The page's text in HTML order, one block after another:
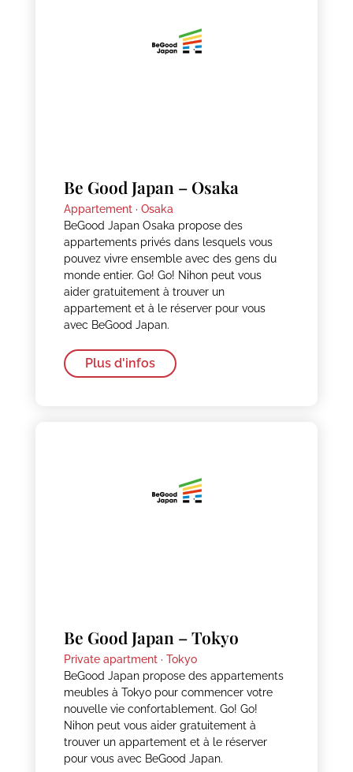
Be Good Japan – Osaka
Appartement · Osaka
BeGood Japan Osaka propose des
appartements privés dans lesquels vous
pouvez vivre ensemble avec des gens du
monde entier. Go! Go! Nihon peut vous
aider gratuitement à trouver un
appartement et à le réserver pour vous
avec BeGood Japan.
Plus d'infos
Be Good Japan – Tokyo
Private apartment · Tokyo
BeGood Japan propose des appartements
meubles à Tokyo pour commencer votre
nouvelle vie confortablement. Go! Go!
Nihon peut vous aider gratuitement à
trouver un appartement et à le réserver
pour vous avec BeGood Japan.